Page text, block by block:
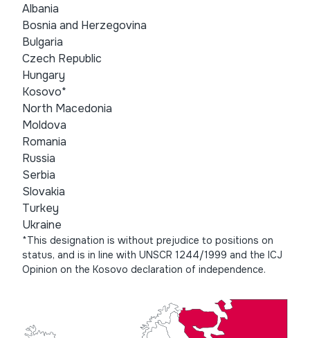
Albania
Bosnia and Herzegovina
Bulgaria
Czech Republic
Hungary
Kosovo*
North Macedonia
Moldova
Romania
Russia
Serbia
Slovakia
Turkey
Ukraine
*This designation is without prejudice to positions on
status, and is in line with UNSCR 1244/1999 and the ICJ
Opinion on the Kosovo declaration of independence.